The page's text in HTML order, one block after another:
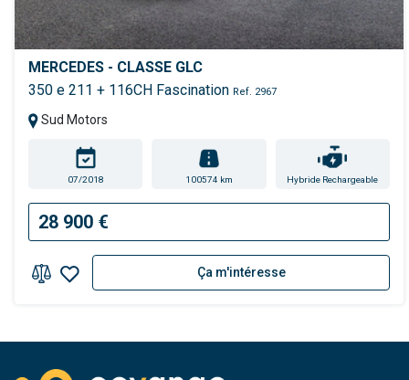
MERCEDES - CLASSE GLC
350 e 211 + 116CH Fascination Ref. 2967
Sud Motors
07/2018 100574 km Hybride Rechargeable
28 900 €
Ça m'intéresse